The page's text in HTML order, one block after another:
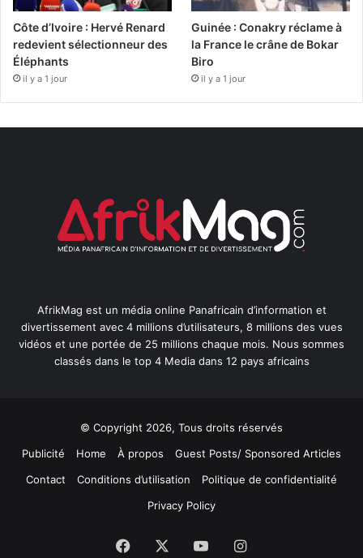
Côte d’Ivoire : Hervé Renard
redevient sélectionneur des
Éléphants
il y a 1 jour
Guinée : Conakry réclame à
la France le crâne de Bokar
Biro
il y a 1 jour
AfrikMag est un média online Panafricain d’information et
divertissement avec 4 millions d’utilisateurs, 8 millions des vues
vidéos et une portée de 25 millions chaque mois. Nous sommes
classés dans le top 4 Media dans 12 pays africains
© Copyright 2026, Tous droits réservés
Publicité
Home À propos
Guest Posts/ Sponsored Articles
Contact
Conditions d’utilisation
Politique de confidentialité
Privacy Policy
Facebook YouTubeInstagram